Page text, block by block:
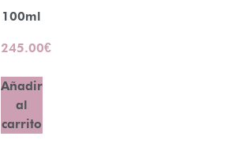
100ml
245.00€
Añadir
al
carrito